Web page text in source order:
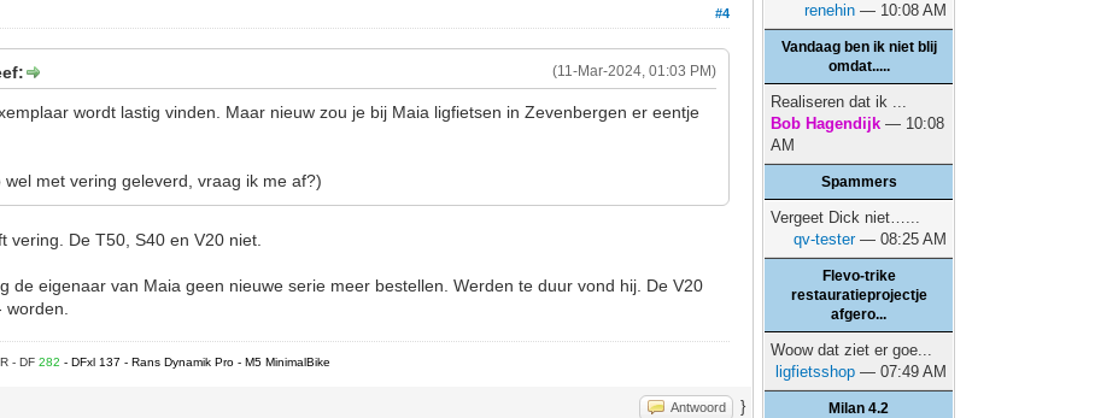
#4
(11-Mar-2024, 01:03 PM)
wordt lastig vinden. Maar nieuw zou je bij Maia ligfietsen in Zevenbergen er eentje
wel met vering geleverd, vraag ik me af?)
vering. De T50, S40 en V20 niet.
de eigenaar van Maia geen nieuwe serie meer bestellen. Werden te duur vond hij. De V20
- DF282- DFxl 137 - Rans Dynamik Pro - M5 MinimalBike
Antwoord }
renehin — 10:08 AM
Vandaag ben ik niet blij
omdat.....
Realiseren dat ik ...
Bob Hagendijk — 10:08
AM
Spammers
Vergeet Dick niet…...
qv-tester— 08:25 AM
Flevo-trike
restauratieprojectje
afgero...
Woow dat ziet er goe...
ligfietsshop — 07:49 AM
Milan 4.2